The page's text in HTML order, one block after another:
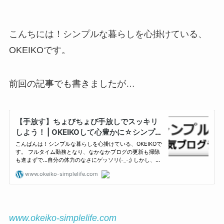
こんちには！シンプルな暮らしを心掛けている、
OKEIKOです。
前回の記事でも書きましたが…
www.okeiko-simplelife.com